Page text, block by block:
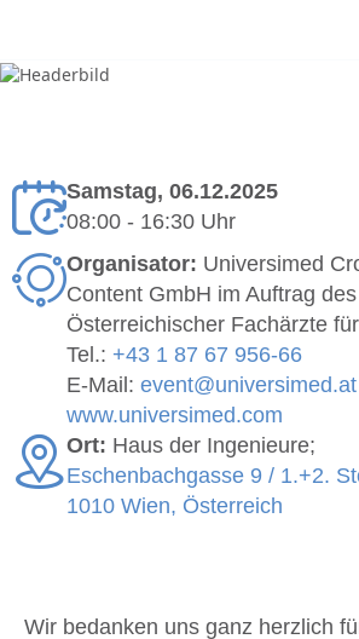
Samstag, 06.12.2025
08:00 - 16:30 Uhr
Organisator: Universimed
Content GmbH im Auftrag
Österreichischer Fachärzte
Tel.: +43 1 87 67 956-66
E-Mail: event@universimed.at
www.universimed.com
Ort: Haus der Ingenieure;
Eschenbachgasse 9 / 1.+2.
1010 Wien, Österreich
Wir bedanken uns ganz herzlich